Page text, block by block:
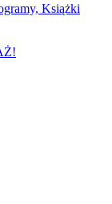
Książki